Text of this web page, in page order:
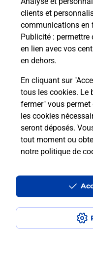
clients et
communications en
Publicité : permettre
en lien avec vos
en dehors.
En cliquant sur
tous les cookies. Le
fermer" vous
les cookies
seront déposés.
tout moment ou
notre politique de
En savoir plus
HAUCOURT MOULAINE
Accessibilité :
Conditions contractuelles
Mentions légales